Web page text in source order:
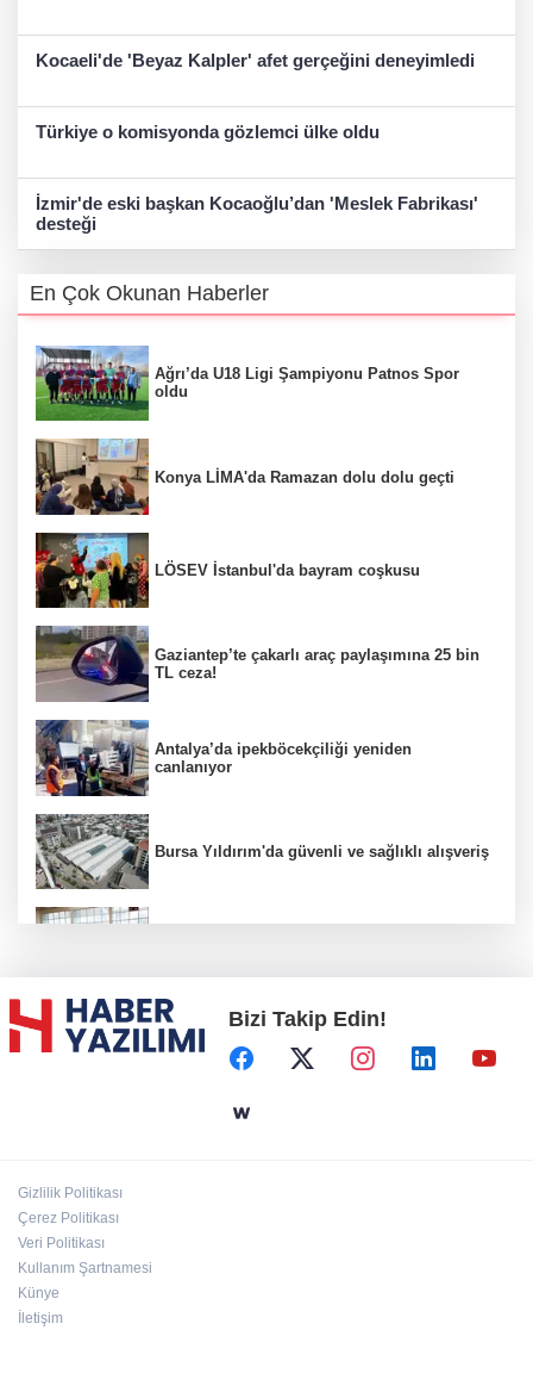
Kocaeli'de 'Beyaz Kalpler' afet gerçeğini deneyimledi
Türkiye o komisyonda gözlemci ülke oldu
İzmir'de eski başkan Kocaoğlu’dan 'Meslek Fabrikası'
desteği
En Çok Okunan Haberler
Ağrı’da U18 Ligi Şampiyonu Patnos Spor
oldu
Konya LİMA'da Ramazan dolu dolu geçti
LÖSEV İstanbul'da bayram coşkusu
Gaziantep’te çakarlı araç paylaşımına 25 bin
TL ceza!
Antalya’da ipekböcekçiliği yeniden
canlanıyor
Bursa Yıldırım'da güvenli ve sağlıklı alışveriş
Başkent'in göletlerinde temizlik ve bakım
sürüyor
Bizi Takip Edin!
Gizlilik Politikası
Çerez Politikası
Veri Politikası
Kullanım Şartnamesi
Künye
İletişim